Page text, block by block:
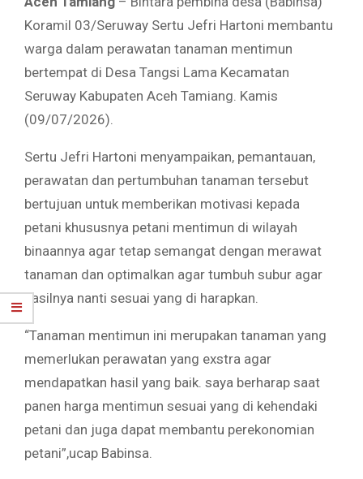
Koramil 03/Seruway Sertu Jefri Hartoni membantu
warga dalam perawatan tanaman mentimun
bertempat di Desa Tangsi Lama Kecamatan
Seruway Kabupaten Aceh Tamiang. Kamis
(09/07/2026).
Sertu Jefri Hartoni menyampaikan, pemantauan,
perawatan dan pertumbuhan tanaman tersebut
bertujuan untuk memberikan motivasi kepada
petani khususnya petani mentimun di wilayah
binaannya agar tetap semangat dengan merawat
tanaman dan optimalkan agar tumbuh subur agar
hasilnya nanti sesuai yang di harapkan.
“Tanaman mentimun ini merupakan tanaman yang
memerlukan perawatan yang exstra agar
mendapatkan hasil yang baik. saya berharap saat
panen harga mentimun sesuai yang di kehendaki
petani dan juga dapat membantu perekonomian
petani”,ucap Babinsa.